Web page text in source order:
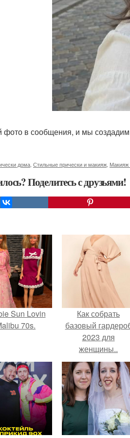
в сообщения, и мы
дома Стильные прически и макияж Макияж
Поделитесь с друзьями!
Sun Lovin
70s.
Как собрать
базовый
2023 для
женщины..
Собираемся на
работу